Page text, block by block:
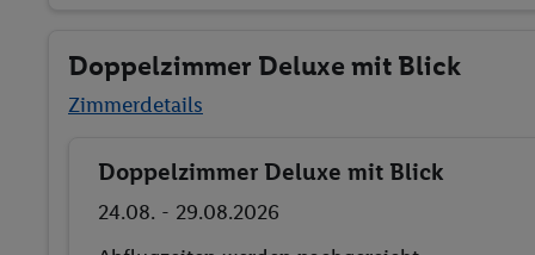
Doppelzimmer Deluxe mit Blick
Zimmerdetails
Buchen
Doppelzimmer Deluxe mit Blick
24.08. - 29.08.2026